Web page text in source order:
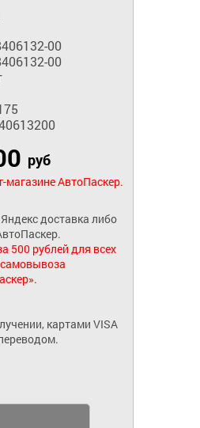
00
00
руб
магазине АвтоПаскер.
доставка либо
500 рублей для всех
картами VISA